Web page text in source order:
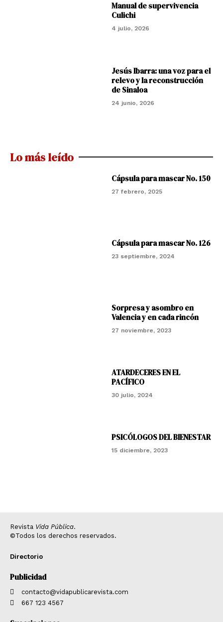
Manual de supervivencia
Culichi
4 julio, 2026
Jesús Ibarra: una voz para el
relevo y la reconstrucción
de Sinaloa
24 junio, 2026
Lo más leído
Cápsula para mascar No. 150
27 febrero, 2025
Cápsula para mascar No. 126
23 septiembre, 2024
Sorpresa y asombro en
Valencia y en cada rincón
27 noviembre, 2023
ATARDECERES EN EL
PACÍFICO
30 julio, 2024
PSICÓLOGOS DEL BIENESTAR
15 diciembre, 2023
Revista Vida Pública.
©Todos los derechos reservados.
Directorio
Publicidad
contacto@vidapublicarevista.com
667 123 4567